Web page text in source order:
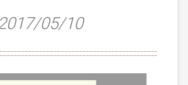
05/10